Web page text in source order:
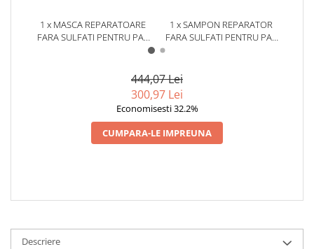
1 x MASCA REPARATOARE
FARA SULFATI PENTRU PAR
RECONSTRUCTION, 500 ML
1 x SAMPON REPARATOR
FARA SULFATI PENTRU PAR
RECONSTRUCTION, 1000 ML
444,07 Lei
300,97 Lei
Economisesti 32.2%
CUMPARA-LE IMPREUNA
Descriere